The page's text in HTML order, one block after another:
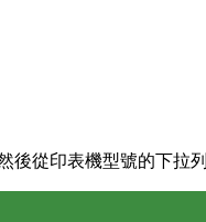
後從印表機型號的下拉